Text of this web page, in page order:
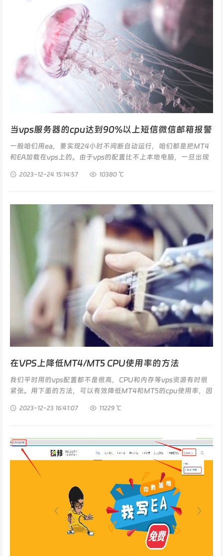
当vps服务器的cpu达到90%以上短信微信邮箱报警
一般咱们用ea，要实现24小时不间断自动运行，咱们都是把MT4
和EA加载在vps上的。由于vps的配置比不上本地电脑，一旦出现
影响到正...
2023-12-24 15:14:57 10380 ℃
在VPS上降低MT4/MT5 CPU使用率的方法
我们平时用的vps配置都不是很高，CPU和内存等vps资源有时很
紧张。用下面的方法，可以有效降低MT4和MT5的cpu使用率，因
上多运行几个...
2023-12-23 16:41:07 11229 ℃